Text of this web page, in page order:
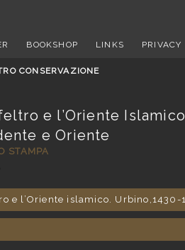
BOOKSHOP LINKS PRIVACY
CONSERVAZIONE
e l’Oriente
e Oriente
STAMPA
e l’Oriente islamico.